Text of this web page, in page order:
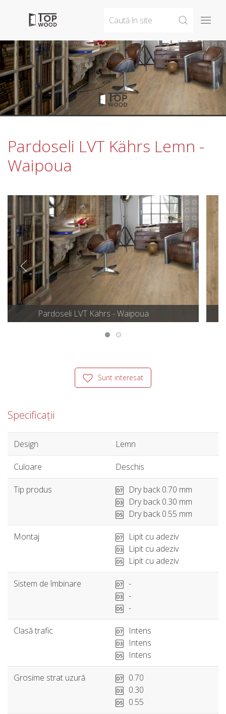
Pardoseli LVT Kährs Lemn -
Waipoua
Pardoseli LVT Kährs - Waipoua
Sunt interesat
Specificații
Design Lemn
Culoare Deschis
Tip produs
Dry back 0.70 mm
Dry back 0.30 mm
Dry back 0.55 mm
Montaj
Lipit cu adeziv
Lipit cu adeziv
Lipit cu adeziv
Sistem de îmbinare
-
-
-
Clasă trafic
Intens
Intens
Intens
Grosime strat uzură
0.70
0.30
0.55